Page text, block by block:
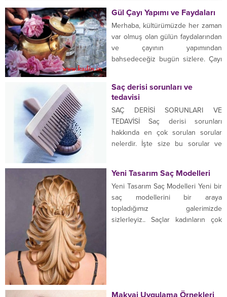
Gül Çayı Yapımı ve Faydaları
Merhaba, kültürümüzde her zaman
var olmuş olan gülün faydalarından
ve çayının yapımından
bahsedeceğiz bugün sizlere. Çayı
kaynatılabilir, şimdi biraz
Gülün Faydaları Yapraklarının
kurutulmasından elde edilen çay,
stres ve vücut gerginliğini en aza
indirir. Terlemeye karşı etkilidir,
Saç derisi sorunları ve
tedavisi
SAÇ DERİSİ SORUNLARI VE
TEDAVİSİ Saç derisi sorunları
hakkında en çok sorulan sorular
nelerdir. İşte size bu sorular ve
neden olur? Saç diplerinin çok
kuru olması kaşıntı yapar, fazla
kaşıntı saç diplerini tahriş eder
buda pullanmaya neden olur.
Pullanmalarda kepeği oluşturur.
Yeni Tasarım Saç Modelleri
Yeni Tasarım Saç Modelleri Yeni bir
saç modellerini bir araya
topladığımız galerimizde
sizlerleyiz.. Saçlar kadınların çok
Makyaj Uygulama Örnekleri